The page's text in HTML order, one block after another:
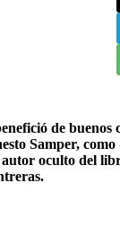
de
Samper, como
autor oculto del